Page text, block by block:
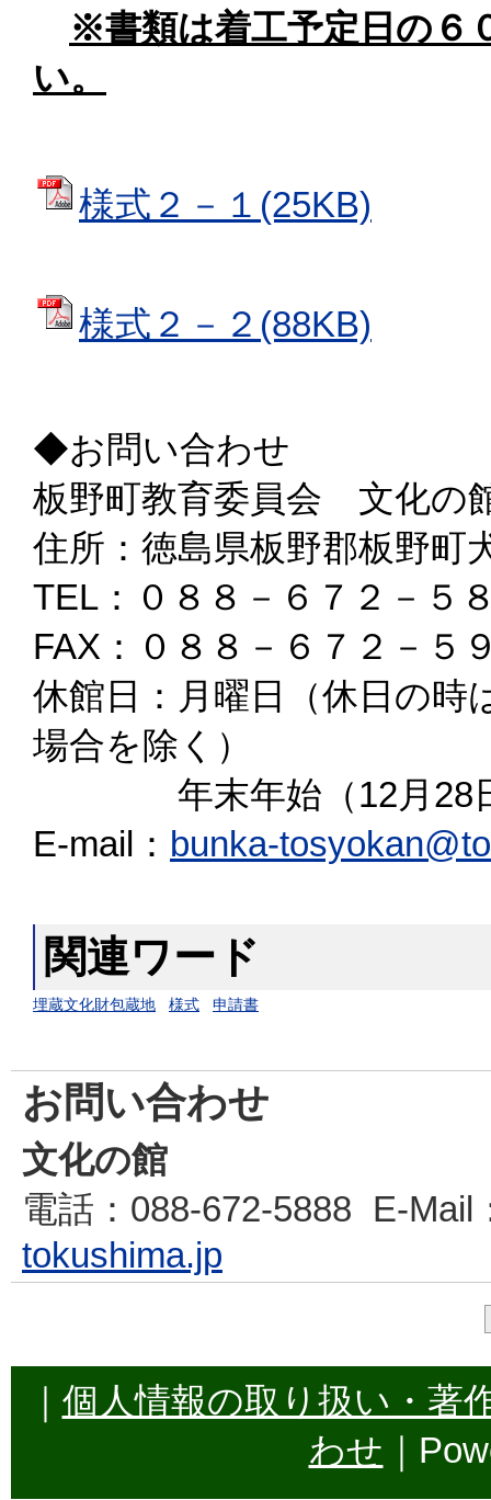
※書類は着工予定日の６
い。
様式２－１(25KB)
様式２－２(88KB)
◆お問い合わせ
板野町教育委員会 文化の
住所：徳島県板野郡板野町
TEL：０８８－６７２－５
FAX：０８８－６７２－５
休館日：月曜日（休日の時
場合を除く）
年末年始（12月28日
E-mail： bunka-
関連ワード
埋蔵文化財包蔵地 様式 申請書
お問い合わせ
文化の館
電話 ：088-672-5888 E-Mail
tokushima.jp
｜ 個人情報の取り扱い・著
わせ ｜